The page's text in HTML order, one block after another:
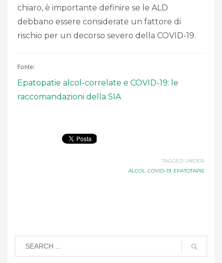
chiaro, è importante definire se le ALD
debbano essere considerate un fattore di
rischio per un decorso severo della COVID-19.
Fonte:
Epatopatie alcol-correlate e COVID-19: le
raccomandazioni della SIA
TAGGED UNDER:
ALCOL, COVID-19, EPATOTAPIE